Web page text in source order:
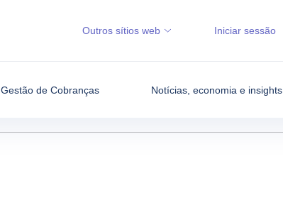
Gestão de Cobranças Notícias, economia e insights
Outros sítios web Iniciar sessão